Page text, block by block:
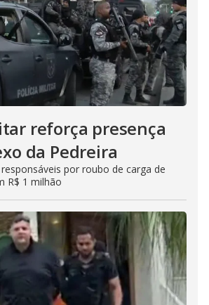
reforça presença
da Pedreira
por roubo de carga de
R$ 1 milhão